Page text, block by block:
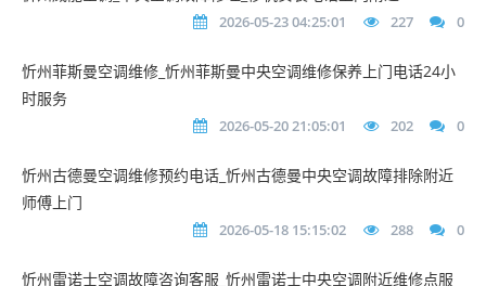
2026-05-23 04:25:01 227 0
忻州菲斯曼空调维修_忻州菲斯曼中央空调维修保养上门电话24小
时服务
2026-05-20 21:05:01 202 0
忻州古德曼空调维修预约电话_忻州古德曼中央空调故障排除附近
师傅上门
2026-05-18 15:15:02 288 0
忻州雷诺士空调故障咨询客服_忻州雷诺士中央空调附近维修点服